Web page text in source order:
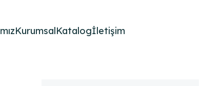
KurumsalKatalogİletişim